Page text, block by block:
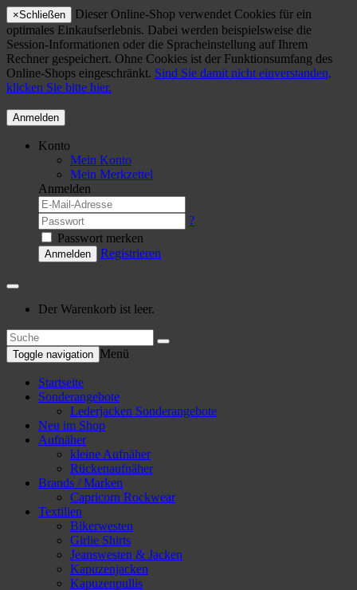
×Schließen
Dieser Online-Shop verwendet Cookies für ein
optimales Einkaufserlebnis. Dabei werden beispielsweise die
Session-Informationen oder die Spracheinstellung auf Ihrem
Rechner gespeichert. Ohne Cookies ist der Funktionsumfang des
Online-Shops eingeschränkt. Sind Sie damit nicht einverstanden,
klicken Sie bitte hier.
Anmelden
Konto
Mein Konto
Mein Merkzettel
Anmelden
?
Passwort merken
Anmelden Registrieren
Der Warenkorb ist leer.
Toggle navigation Menü
Startseite
Sonderangebote
Lederjacken Sonderangebote
Neu im Shop
Aufnäher
kleine Aufnäher
Rückenaufnäher
Brands / Marken
Capricorn Rockwear
Textilien
Bikerwesten
Girlie Shirts
Jeanswesten & Jacken
Kapuzenjacken
Kapuzenpullis